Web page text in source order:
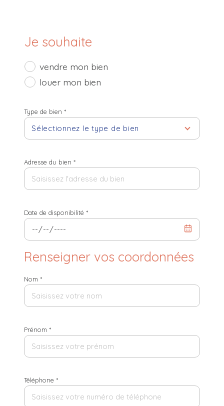
Je souhaite
vendre mon bien
louer mon bien
Type de bien *
Sélectionnez le type de bien
Adresse du bien *
Date de disponibilité *
Renseigner vos coordonnées
Nom *
Prénom *
Téléphone *